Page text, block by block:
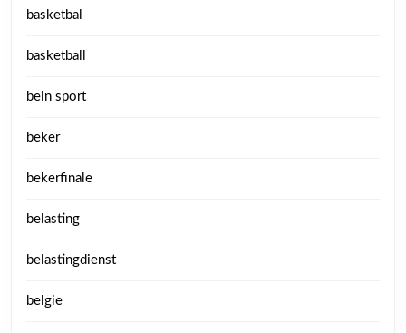
basketbal
basketball
bein sport
beker
bekerfinale
belasting
belastingdienst
belgie